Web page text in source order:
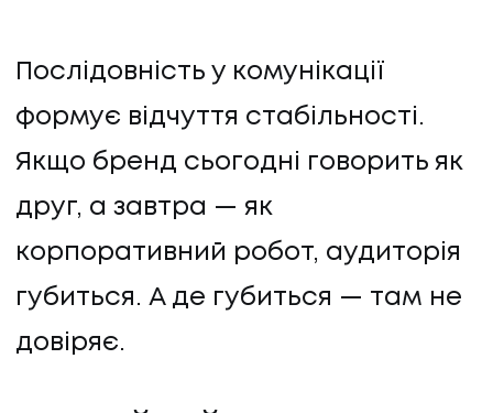
Послідовність у комунікації
формує відчуття стабільності.
Якщо бренд сьогодні говорить як
друг, а завтра — як
корпоративний робот, аудиторія
губиться. А де губиться — там не
довіряє.